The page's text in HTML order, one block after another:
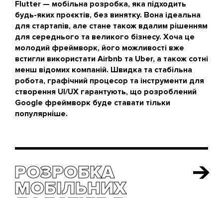
додаток на Android, то її не потрібно буде
виправляти двічі — зміни в iOS версію додадуться
автоматично.
Flutter — мобільна розробка, яка підходить
будь-яких проєктів, без винятку. Вона ідеальна
для стартапів, але стане також вдалим рішенням
для середнього та великого бізнесу. Хоча це
молодий фреймворк, його можливості вже
встигли використати Airbnb та Uber, а також сотні
менш відомих компаній. Швидка та стабільна
робота, графічний процесор та інструменти для
створення UI/UX гарантують, що розроблений
Google фреймворк буде ставати тільки
популярніше.
РОЗРОБКА
МОБІЛЬНИХ
РОЗРОБКА
МОБІЛЬНИХ